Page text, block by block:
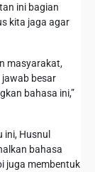
ini bagian
kita jaga agar
masyarakat,
besar
bahasa ini,”
ini, Husnul
bahasa
juga membentuk